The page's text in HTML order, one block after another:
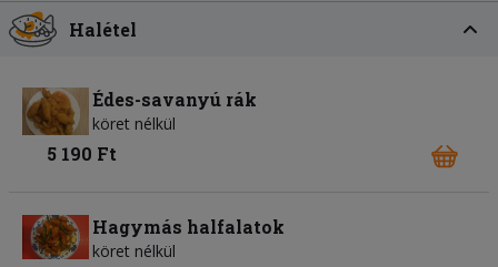
Halétel
Édes-savanyú rák
köret nélkül
5 190 Ft
Hagymás halfalatok
köret nélkül